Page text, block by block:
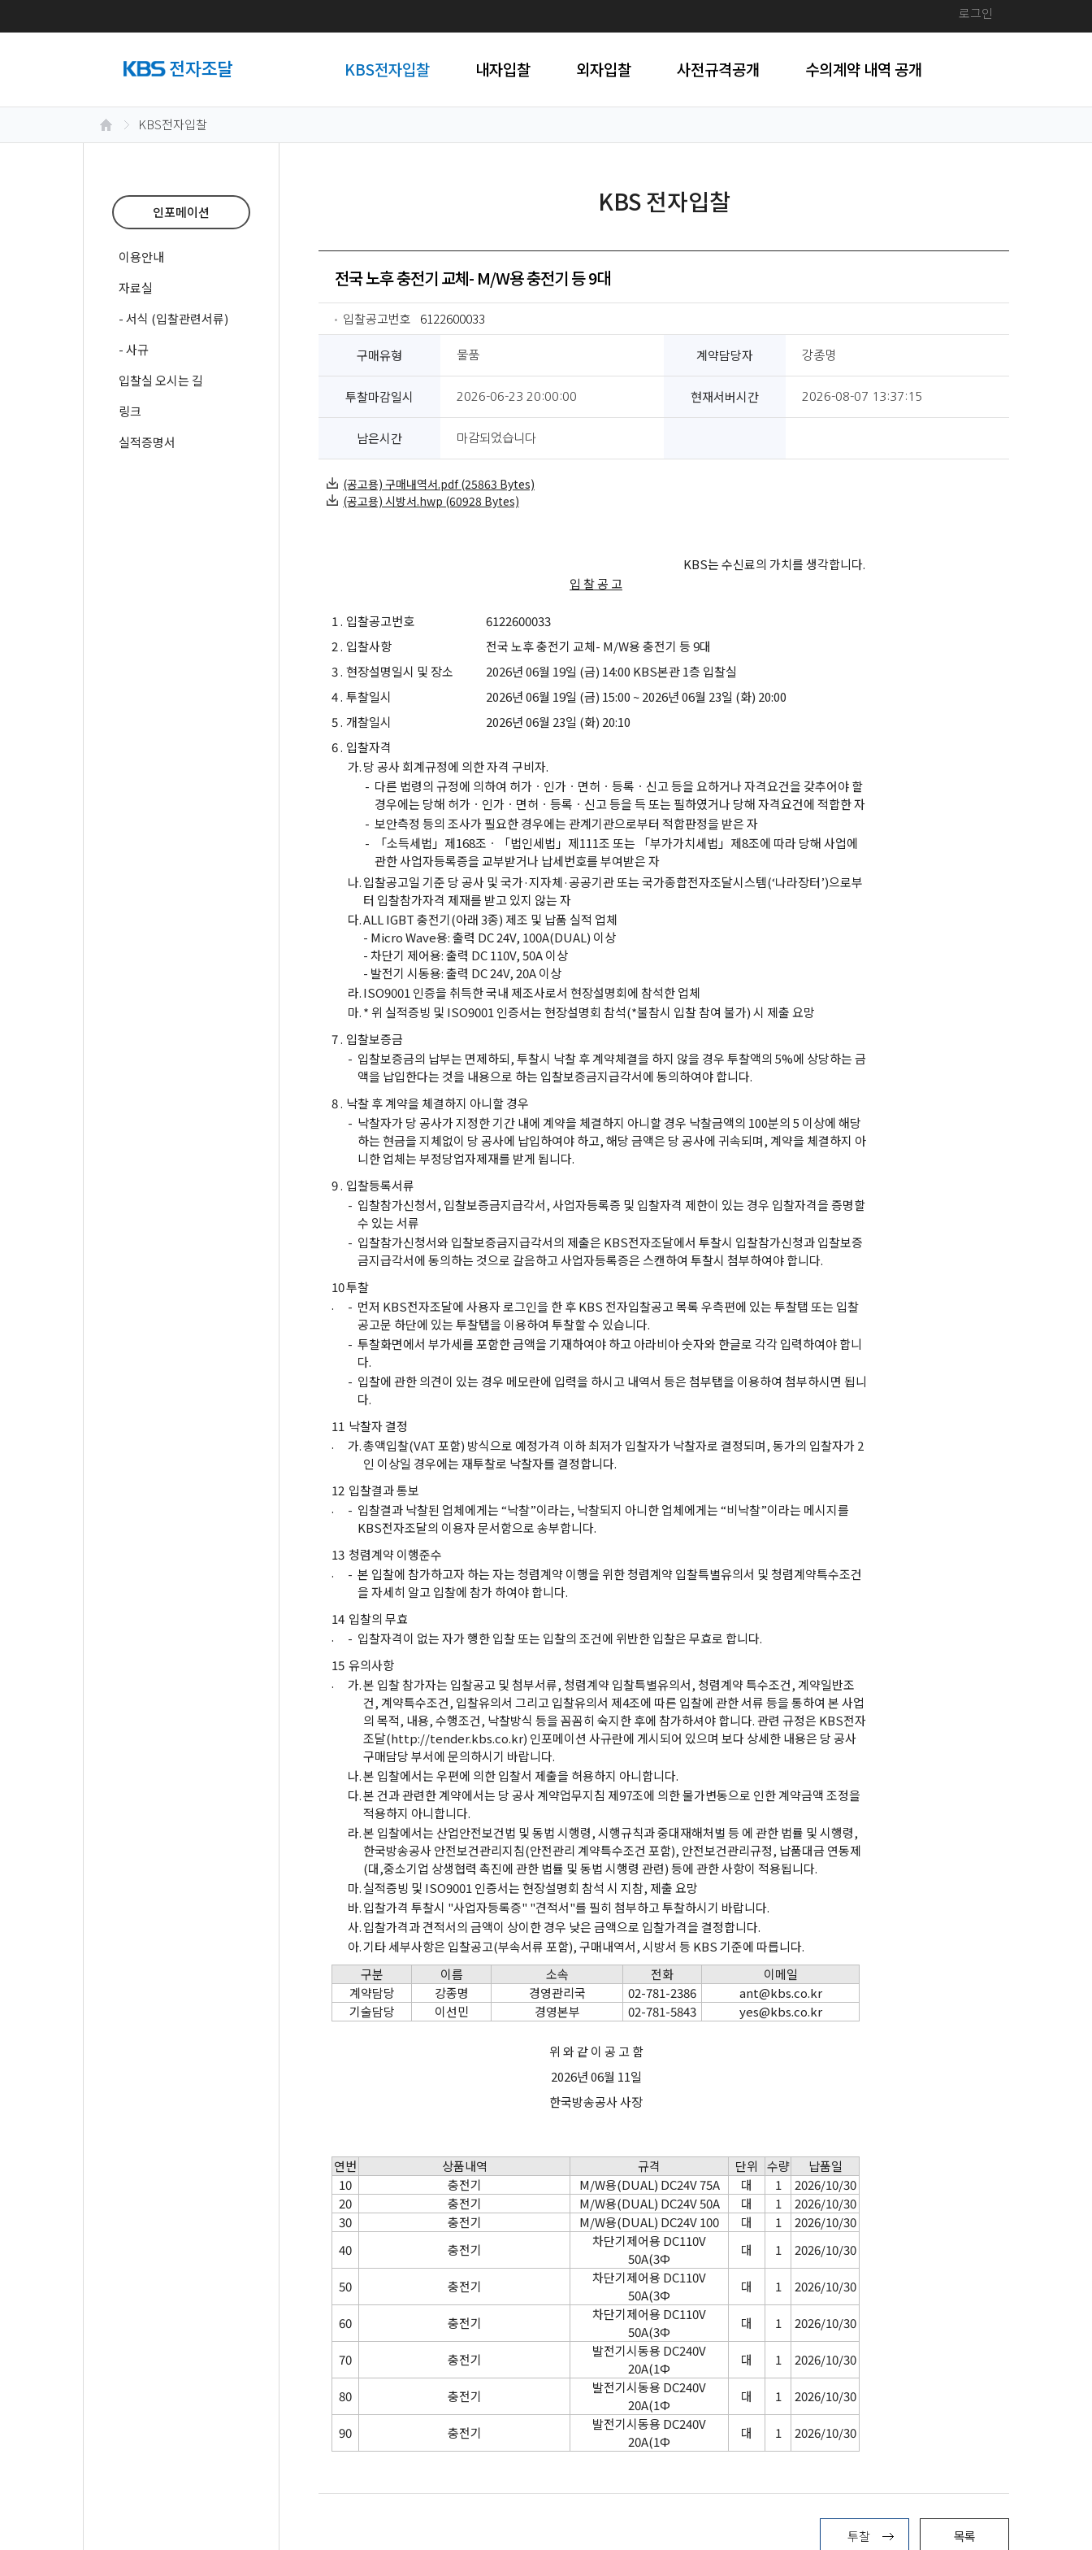
로그인
KBS전자입찰 내자입찰 외자입찰 사전규격공개 수의계약 내역 공개
KBS전자입찰
인포메이션
이용안내
자료실
- 서식 (입찰관련서류)
- 사규
입찰실 오시는 길
링크
실적증명서
KBS 전자입찰
전국 노후 충전기 교체- M/W용 충전기 등 9대
입찰공고번호 6122600033
구매유형 물품 계약담당자 강종명
투찰마감일시 2026-06-23 20:00:00 현재서버시간 2026-08-07 13:37:15
남은시간 마감되었습니다
(공고용) 구매내역서.pdf (25863 Bytes)
(공고용) 시방서.hwp (60928 Bytes)
KBS는 수신료의 가치를 생각합니다.
입 찰 공 고
1 . 입찰공고번호
6122600033
2 . 입찰사항
전국 노후 충전기 교체- M/W용 충전기 등 9대
3 . 현장설명일시 및 장소
2026년 06월 19일 (금) 14:00 KBS본관 1층 입찰실
4 . 투찰일시
2026년 06월 19일 (금) 15:00 ~ 2026년 06월 23일 (화) 20:00
5 . 개찰일시
2026년 06월 23일 (화) 20:10
6 . 입찰자격
가.당 공사 회계규정에 의한 자격 구비자.
- 다른 법령의 규정에 의하여 허가ㆍ인가ㆍ면허ㆍ등록ㆍ신고 등을 요하거나 자격요건을 갖추어야 할
경우에는 당해 허가ㆍ인가ㆍ면허ㆍ등록ㆍ신고 등을 득 또는 필하였거나 당해 자격요건에 적합한 자
- 보안측정 등의 조사가 필요한 경우에는 관계기관으로부터 적합판정을 받은 자
-
「소득세법」제168조ㆍ「법인세법」제111조 또는 「부가가치세법」제8조에 따라 당해 사업에
관한 사업자등록증을 교부받거나 납세번호를 부여받은 자
나.입찰공고일 기준 당 공사 및 국가·지자체·공공기관 또는 국가종합전자조달시스템(‘나라장터’)으로부
터 입찰참가자격 제재를 받고 있지 않는 자
다.ALL IGBT 충전기(아래 3종) 제조 및 납품 실적 업체
- Micro Wave용: 출력 DC 24V, 100A(DUAL) 이상
- 차단기 제어용: 출력 DC 110V, 50A 이상
- 발전기 시동용: 출력 DC 24V, 20A 이상
라.ISO9001 인증을 취득한 국내 제조사로서 현장설명회에 참석한 업체
마.* 위 실적증빙 및 ISO9001 인증서는 현장설명회 참석(*불참시 입찰 참여 불가) 시 제출 요망
7 . 입찰보증금
- 입찰보증금의 납부는 면제하되, 투찰시 낙찰 후 계약체결을 하지 않을 경우 투찰액의 5%에 상당하는 금
액을 납입한다는 것을 내용으로 하는 입찰보증금지급각서에 동의하여야 합니다.
8 . 낙찰 후 계약을 체결하지 아니할 경우
- 낙찰자가 당 공사가 지정한 기간 내에 계약을 체결하지 아니할 경우 낙찰금액의 100분의 5 이상에 해당
하는 현금을 지체없이 당 공사에 납입하여야 하고, 해당 금액은 당 공사에 귀속되며, 계약을 체결하지 아
니한 업체는 부정당업자제재를 받게 됩니다.
9 . 입찰등록서류
- 입찰참가신청서, 입찰보증금지급각서, 사업자등록증 및 입찰자격 제한이 있는 경우 입찰자격을 증명할
수 있는 서류
- 입찰참가신청서와 입찰보증금지급각서의 제출은 KBS전자조달에서 투찰시 입찰참가신청과 입찰보증
금지급각서에 동의하는 것으로 갈음하고 사업자등록증은 스캔하여 투찰시 첨부하여야 합니다.
10
.
투찰
- 먼저 KBS전자조달에 사용자 로그인을 한 후 KBS 전자입찰공고 목록 우측편에 있는 투찰탭 또는 입찰
공고문 하단에 있는 투찰탭을 이용하여 투찰할 수 있습니다.
- 투찰화면에서 부가세를 포함한 금액을 기재하여야 하고 아라비아 숫자와 한글로 각각 입력하여야 합니
다.
- 입찰에 관한 의견이 있는 경우 메모란에 입력을 하시고 내역서 등은 첨부탭을 이용하여 첨부하시면 됩니
다.
11
.
낙찰자 결정
가.총액입찰(VAT 포함) 방식으로 예정가격 이하 최저가 입찰자가 낙찰자로 결정되며, 동가의 입찰자가 2
인 이상일 경우에는 재투찰로 낙찰자를 결정합니다.
12
.
입찰결과 통보
- 입찰결과 낙찰된 업체에게는 “낙찰”이라는, 낙찰되지 아니한 업체에게는 “비낙찰”이라는 메시지를
KBS전자조달의 이용자 문서함으로 송부합니다.
13
.
청렴계약 이행준수
- 본 입찰에 참가하고자 하는 자는 청렴계약 이행을 위한 청렴계약 입찰특별유의서 및 청렴계약특수조건
을 자세히 알고 입찰에 참가 하여야 합니다.
14
.
입찰의 무효
- 입찰자격이 없는 자가 행한 입찰 또는 입찰의 조건에 위반한 입찰은 무효로 합니다.
15
.
유의사항
가.본 입찰 참가자는 입찰공고 및 첨부서류, 청렴계약 입찰특별유의서, 청렴계약 특수조건, 계약일반조
건, 계약특수조건, 입찰유의서 그리고 입찰유의서 제4조에 따른 입찰에 관한 서류 등을 통하여 본 사업
의 목적, 내용, 수행조건, 낙찰방식 등을 꼼꼼히 숙지한 후에 참가하셔야 합니다. 관련 규정은 KBS전자
조달(http://tender.kbs.co.kr) 인포메이션 사규란에 게시되어 있으며 보다 상세한 내용은 당 공사
구매담당 부서에 문의하시기 바랍니다.
나.본 입찰에서는 우편에 의한 입찰서 제출을 허용하지 아니합니다.
다.본 건과 관련한 계약에서는 당 공사 계약업무지침 제97조에 의한 물가변동으로 인한 계약금액 조정을
적용하지 아니합니다.
라.본 입찰에서는 산업안전보건법 및 동법 시행령, 시행규칙과 중대재해처벌 등 에 관한 법률 및 시행령,
한국방송공사 안전보건관리지침(안전관리 계약특수조건 포함), 안전보건관리규정, 납품대금 연동제
(대,중소기업 상생협력 촉진에 관한 법률 및 동법 시행령 관련) 등에 관한 사항이 적용됩니다.
마.실적증빙 및 ISO9001 인증서는 현장설명회 참석 시 지참, 제출 요망
바.입찰가격 투찰시 "사업자등록증" "견적서"를 필히 첨부하고 투찰하시기 바랍니다.
사.입찰가격과 견적서의 금액이 상이한 경우 낮은 금액으로 입찰가격을 결정합니다.
아.기타 세부사항은 입찰공고(부속서류 포함), 구매내역서, 시방서 등 KBS 기준에 따릅니다.
구분
이름 소속 전화
이메일
계약담당
강종명 경영관리국 02-781-2386
ant@kbs.co.kr
기술담당
이선민 경영본부 02-781-5843 yes@kbs.co.kr
위 와 같 이 공 고 함
2026년 06월 11일
한국방송공사 사장
연번 상품내역 규격 단위 수량
납품일
10
충전기 M/W용(DUAL) DC24V 75A 대 1
2026/10/30
20
충전기 M/W용(DUAL) DC24V 50A 대 1
2026/10/30
30
충전기 M/W용(DUAL) DC24V 100 대 1
2026/10/30
40
충전기
차단기제어용 DC110V
50A(3Φ
대 1 2026/10/30
50 충전기
차단기제어용 DC110V
50A(3Φ
대 1 2026/10/30
60 충전기
차단기제어용 DC110V
50A(3Φ
대 1 2026/10/30
70 충전기
발전기시동용 DC240V
20A(1Φ
대 1 2026/10/30
80 충전기
발전기시동용 DC240V
20A(1Φ
대 1 2026/10/30
90 충전기
발전기시동용 DC240V
20A(1Φ
대 1 2026/10/30
투찰 목록